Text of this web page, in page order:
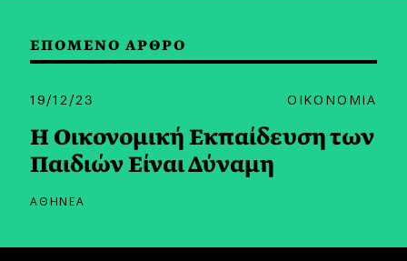
ΕΠΟΜΕΝΟ ΑΡΘΡΟ
19/12/23 ΟΙΚΟΝΟΜΙΑ
Η Οικονομική Εκπαίδευση των
Παιδιών Είναι Δύναμη
ΑΘΗΝΕΑ